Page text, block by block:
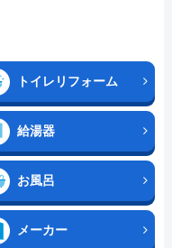
トイレリフォーム
給湯器
お風呂
メーカー